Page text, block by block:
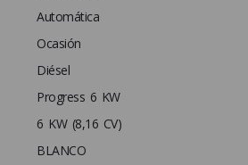
Automática
Ocasión
Diésel
Progress 6 KW
6 KW (8,16 CV)
BLANCO